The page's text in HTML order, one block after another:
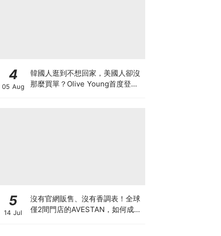
4
05 Aug
韓國人逛到不想回家，美國人卻沒
那麼買單？Olive Young首度登陸
5
14 Jul
沒有官網販售、沒有香調表！全球
僅2間門店的AVESTAN，如何成為